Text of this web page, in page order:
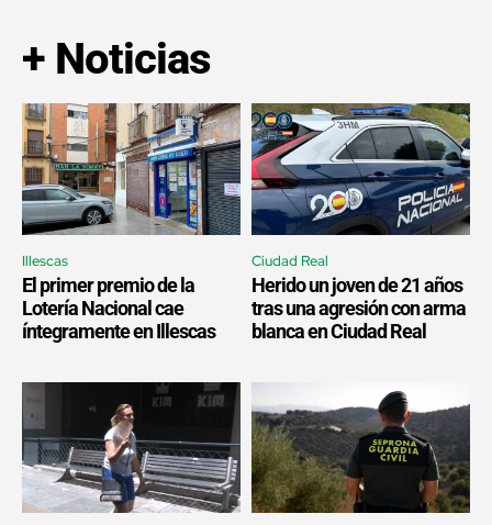
+ Noticias
Illescas
El primer premio de la
Lotería Nacional cae
íntegramente en Illescas
Ciudad Real
Herido un joven de 21 años
tras una agresión con arma
blanca en Ciudad Real